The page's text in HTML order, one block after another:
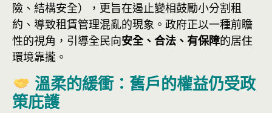
險、結構安全），更旨在遏止變相鼓勵小分割租
約、導致租賃管理混亂的現象。政府正以一種前瞻
性的視角，引導全民向安全、合法、有保障的居住
環境靠攏。
溫柔的緩衝：舊戶的權益仍受政
策庇護